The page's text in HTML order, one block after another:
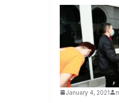
January 4, 2021